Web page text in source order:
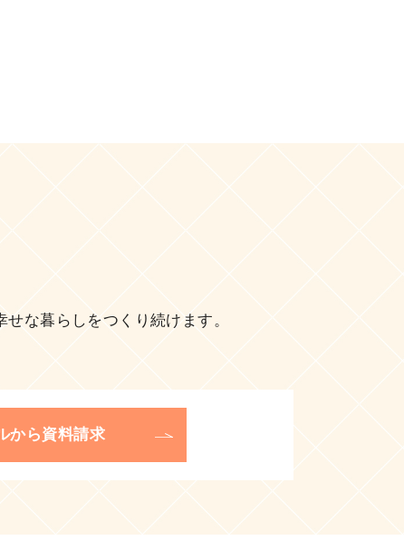
な暮らしをつくり続けます。
から資料請求